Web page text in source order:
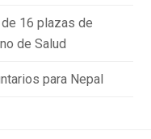
16 plazas de
de Salud
para Nepal